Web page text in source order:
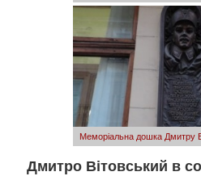
Меморіальна дошка Дмитру
Дмитро Вітовський в